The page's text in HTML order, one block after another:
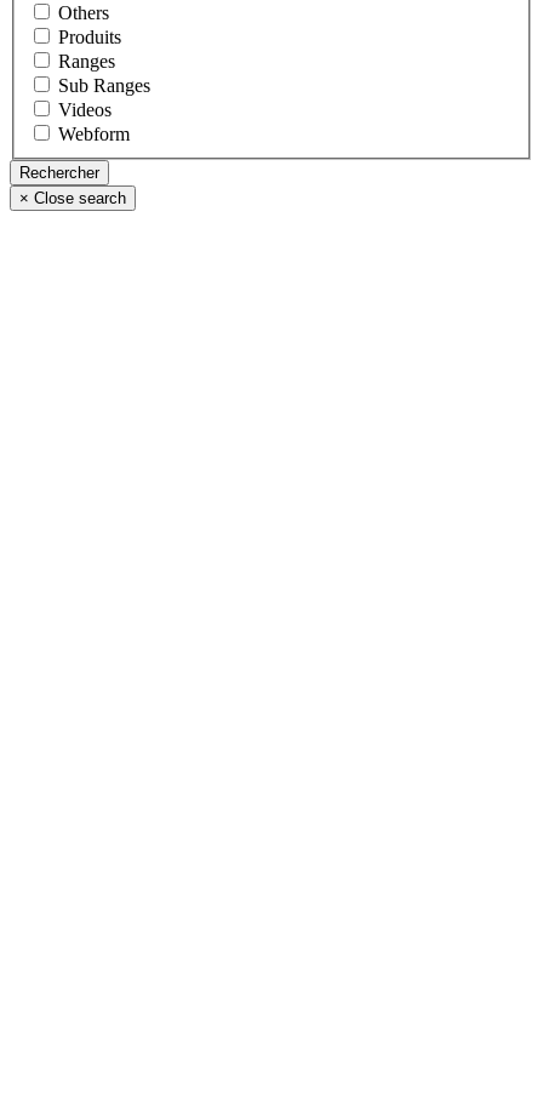
Others
Produits
Ranges
Sub Ranges
Videos
Webform
× Close search